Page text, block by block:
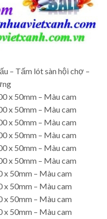
– Tấm lót sàn hội chợ –
x 50mm – Màu cam
x 50mm – Màu cam
x 50mm – Màu cam
x 50mm – Màu cam
x 50mm – Màu cam
x 50mm – Màu cam
x 50mm – Màu cam
x 50mm – Màu cam
x 50mm – Màu cam
x 50mm – Màu cam